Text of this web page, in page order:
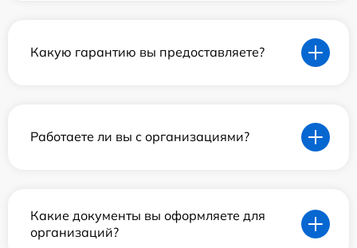
Какую гарантию вы предоставляете?
Работаете ли вы с организациями?
Какие документы вы оформляете для
организаций?